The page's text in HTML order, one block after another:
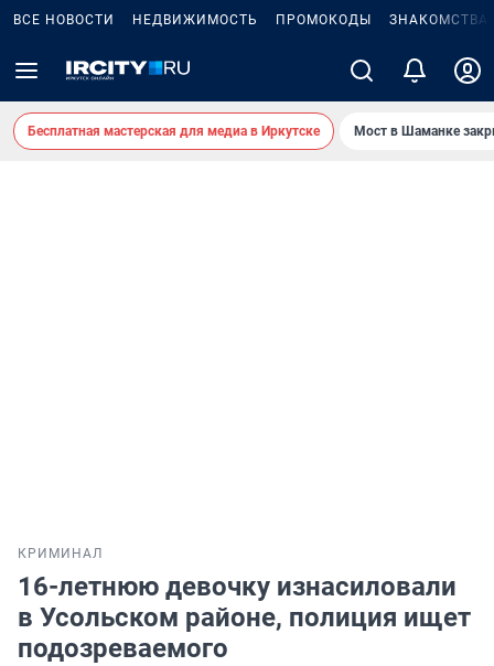
ВСЕ НОВОСТИ НЕДВИЖИМОСТЬ ПРОМОКОДЫ ЗНАКОМСТВА
Бесплатная мастерская для медиа в Иркутске Мост в Шаманке
КРИМИНАЛ
16-летнюю девочку изнасиловали
в Усольском районе, полиция ищет
подозреваемого